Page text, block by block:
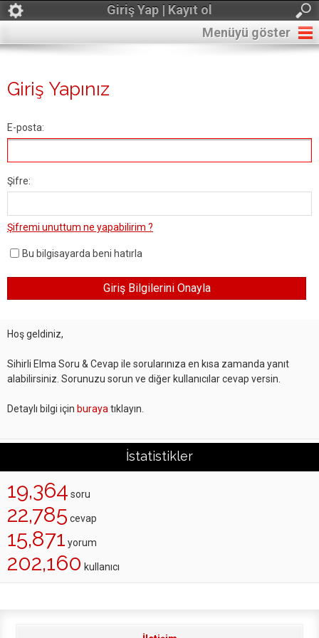
Giriş Yap | Kayıt ol
Menüyü göster
Giriş Yapınız
E-posta:
Şifre:
Şifremi unuttum ne yapabilirim ?
Bu bilgisayarda beni hatırla
Hoş geldiniz,
Sihirli Elma Soru & Cevap ile sorularınıza en kısa zamanda yanıt
alabilirsiniz. Sorunuzu sorun ve diğer kullanıcılar cevap versin.
Detaylı bilgi için buraya tıklayın.
İstatistikler
19,364 soru
22,785 cevap
15,871 yorum
202,160 kullanıcı